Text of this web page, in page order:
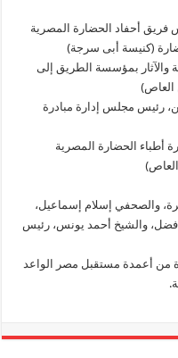
أحفاد الحضارة المصرية
(كنيسة أبى سرجة)
والآثار بمؤسسة الطريق إلى
العاص)
رئيس مجلس إدارة مبادرة
الحضارة المصرية
والصحفي إسلام إسماعيل،
فضل، والشيخ أحمد يونس، رئيس
من أعمدة مستقبل مصر الواعد